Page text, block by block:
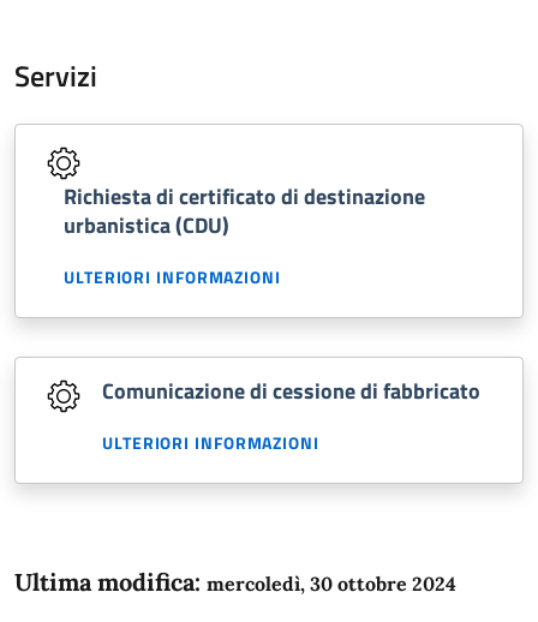
Servizi
Richiesta di certificato di destinazione
urbanistica (CDU)
ULTERIORI INFORMAZIONI
Comunicazione di cessione di fabbricato
ULTERIORI INFORMAZIONI
Ultima modifica: mercoledì, 30 ottobre 2024